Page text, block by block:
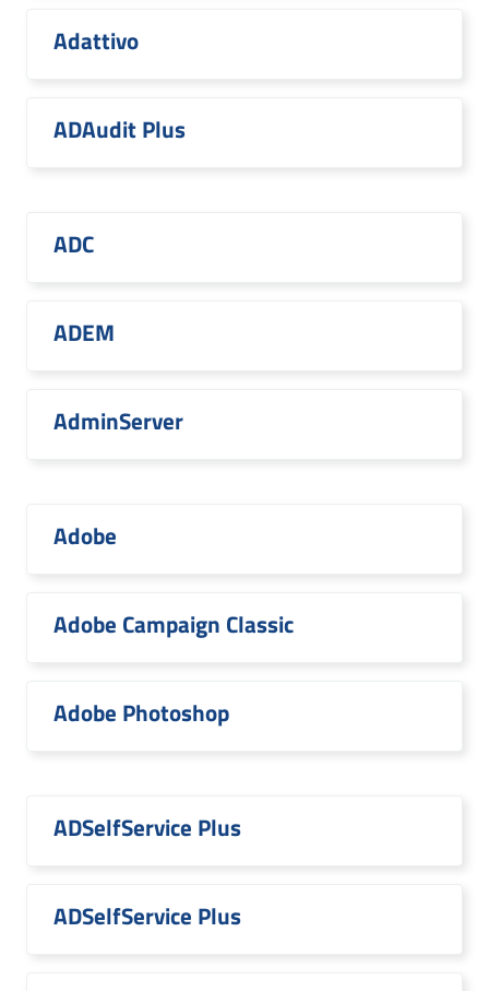
Adattivo
ADAudit Plus
ADC
ADEM
AdminServer
Adobe
Adobe Campaign Classic
Adobe Photoshop
ADSelfService Plus
ADSelfService Plus